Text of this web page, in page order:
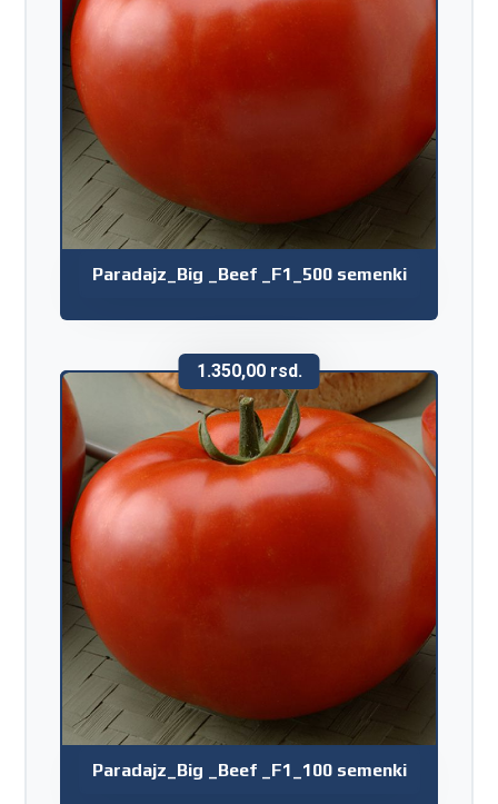
Paradajz_Big _Beef _F1_500 semenki
Paradajz_Big _Beef _F1_100 semenki
1.350,00 rsd.